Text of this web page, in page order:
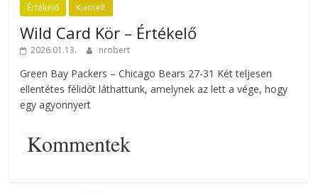
Értékelő Kiemelt
Wild Card Kör – Értékelő
2026.01.13. nrobert
Green Bay Packers – Chicago Bears 27-31 Két teljesen
ellentétes félidőt láthattunk, amelynek az lett a vége, hogy
egy agyonnyert
Kommentek